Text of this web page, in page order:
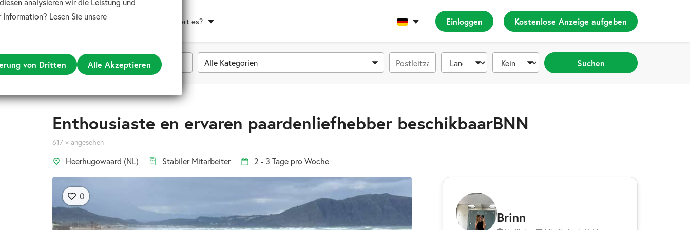
Wie funktioniert es? Einloggen Kostenlose Anzeige aufgeben
Alle Kategorien Suchen
Enthousiaste en ervaren paardenliefhebber beschikbaarBNN
617 × angesehen
Heerhugowaard (NL) Stabiler Mitarbeiter 2 - 3 Tage pro Woche
0
Brinn
Lesen Sie unsere
von Dritten Alle Akzeptieren